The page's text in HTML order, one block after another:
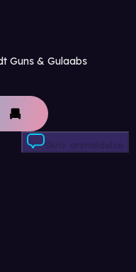
Guns & Gulaabs
Skriv anmeldelse